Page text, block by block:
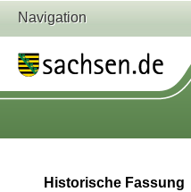
Navigation
Historische Fassung